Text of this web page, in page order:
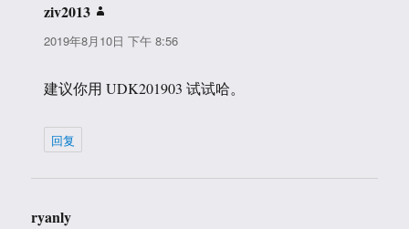
ziv2013
道：
2019年8月10日 下午 8:56
建议你用 UDK201903 试试哈。
回复
ryanly